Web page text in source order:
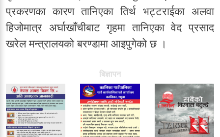
प्रकरणका कारण तानिएका तिर्थ भट्टराईका अलवा
हिजोमात्र अर्घाखाँचीबाट गृहमा तानिएका वेद प्रसाद
खरेल मन्त्रालयको बरण्डामा आइपुगेको छ ।
बिज्ञापन